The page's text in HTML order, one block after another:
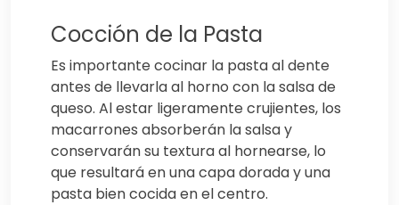
Cocción de la Pasta
Es importante cocinar la pasta al dente
antes de llevarla al horno con la salsa de
queso. Al estar ligeramente crujientes, los
macarrones absorberán la salsa y
conservarán su textura al hornearse, lo
que resultará en una capa dorada y una
pasta bien cocida en el centro.